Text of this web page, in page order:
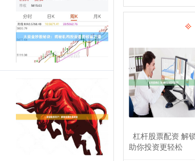
杠杆股票配资 解
助你投资更轻松